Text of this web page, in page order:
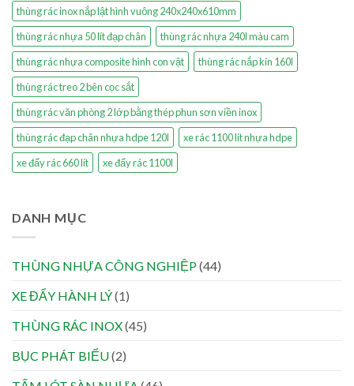
thùng rác inox nắp lật hình vuông 240x240x610mm
thùng rác nhựa 50 lít đạp chân
thùng rác nhựa 240l màu cam
thùng rác nhựa composite hình con vật
thùng rác nắp kín 160l
thùng rác treo 2 bên cọc sắt
thùng rác văn phòng 2 lớp bằng thép phun sơn viền inox
thùng rác đạp chân nhựa hdpe 120l
xe rác 1100 lít nhựa hdpe
xe đẩy rác 660 lít
xe đẩy rác 1100l
DANH MỤC
THÙNG NHỰA CÔNG NGHIỆP(44)
XE ĐẨY HÀNH LÝ(1)
THÙNG RÁC INOX(45)
BỤC PHÁT BIỂU(2)